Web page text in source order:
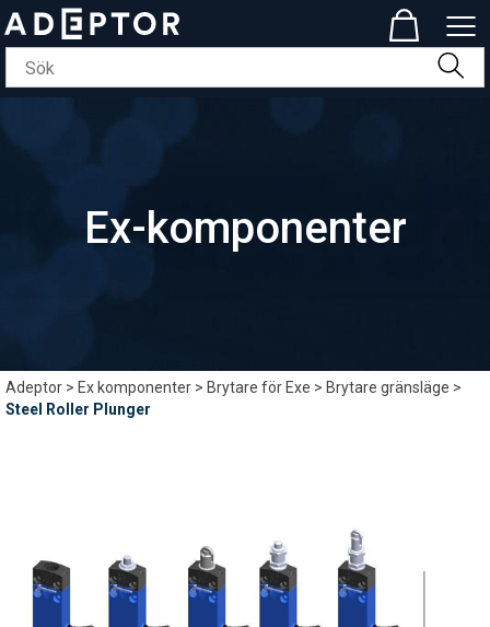
Ex-komponenter
Adeptor>Ex komponenter>Brytare för Exe>Brytare gränsläge>
Steel Roller Plunger